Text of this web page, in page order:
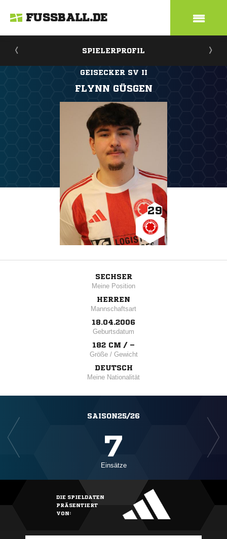
FUSSBALL.DE
SPIELERPROFIL
GEISECKER SV II
FLYNN GÜSGEN
29
SECHSER
Meine Position
HERREN
Mannschaftsart
18.04.2006
Geburtsdatum
182 CM / –
Größe / Gewicht
DEUTSCH
Meine Nationalität
SAISON25/26
7
Einsätze
DIE SPIELDATEN
PRÄSENTIERT
VON: